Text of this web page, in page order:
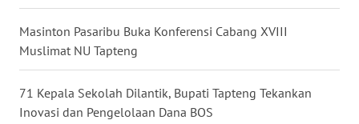
Masinton Pasaribu Buka Konferensi Cabang XVIII
Muslimat NU Tapteng
71 Kepala Sekolah Dilantik, Bupati Tapteng Tekankan
Inovasi dan Pengelolaan Dana BOS
NTB
WN
SULTENG
WN